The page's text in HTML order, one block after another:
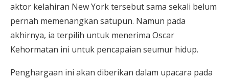
aktor kelahiran New York tersebut sama sekali belum
pernah memenangkan satupun. Namun pada
akhirnya, ia terpilih untuk menerima Oscar
Kehormatan ini untuk pencapaian seumur hidup.
Penghargaan ini akan diberikan dalam upacara pada